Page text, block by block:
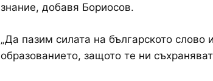
знание, добавя Бориосов.
„Да пазим силата на българското слово
образованието, защото те ни